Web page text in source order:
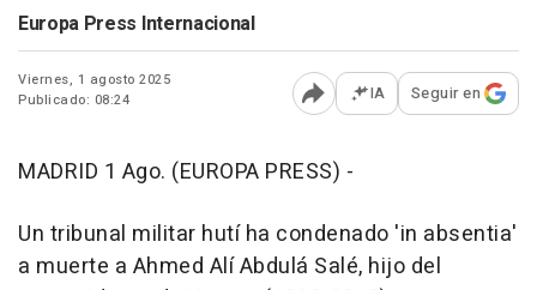
Europa Press Internacional
Viernes, 1 agosto 2025
Publicado: 08:24
Abrir opciones para
IA Seguir en
MADRID 1 Ago. (EUROPA PRESS) -
Un tribunal militar hutí ha condenado 'in absentia'
a muerte a Ahmed Alí Abdulá Salé, hijo del